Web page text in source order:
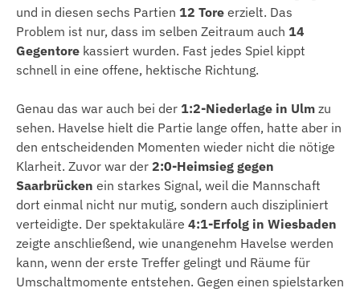
und in diesen sechs Partien 12 Tore erzielt. Das
Problem ist nur, dass im selben Zeitraum auch 14
Gegentore kassiert wurden. Fast jedes Spiel kippt
schnell in eine offene, hektische Richtung.
Genau das war auch bei der 1:2-Niederlage in Ulm zu
sehen. Havelse hielt die Partie lange offen, hatte aber in
den entscheidenden Momenten wieder nicht die nötige
Klarheit. Zuvor war der 2:0-Heimsieg gegen
Saarbrücken ein starkes Signal, weil die Mannschaft
dort einmal nicht nur mutig, sondern auch diszipliniert
verteidigte. Der spektakuläre 4:1-Erfolg in Wiesbaden
zeigte anschließend, wie unangenehm Havelse werden
kann, wenn der erste Treffer gelingt und Räume für
Umschaltmomente entstehen. Gegen einen spielstarken